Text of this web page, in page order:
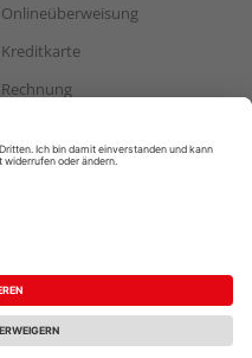
Onlineüberweisung
Kreditkarte
Rechnung
Versand
Widerruf
Datenschutz
Vertrag widerrufen